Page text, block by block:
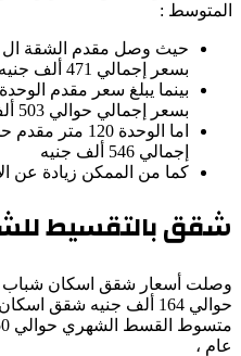
المتوسط :
بسعر إجمالي 471 ألف جنيه
بسعر إجمالي حوالي 503 ألف جنيه
إجمالي 546 ألف جنيه
كما من الممكن زيادة عن
شقق بالتقسيط
وصلت أسعار شقق اسكان شباب
حوالي 164 ألف جنيه شقق
عام ،